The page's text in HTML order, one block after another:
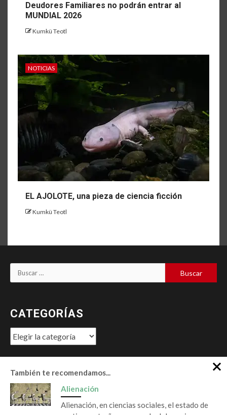
Deudores Familiares no podrán entrar al
MUNDIAL 2026
Kumkü Teotl
NOTICIAS
EL AJOLOTE, una pieza de ciencia ficción
Kumkü Teotl
Buscar:
CATEGORÍAS
Categorías
TWITTER X
También te recomendamos...
Alienación
Alienación, en ciencias sociales, el estado de